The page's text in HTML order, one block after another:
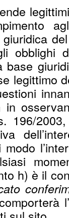
obblighi
base
legittimo
196/
h) è il